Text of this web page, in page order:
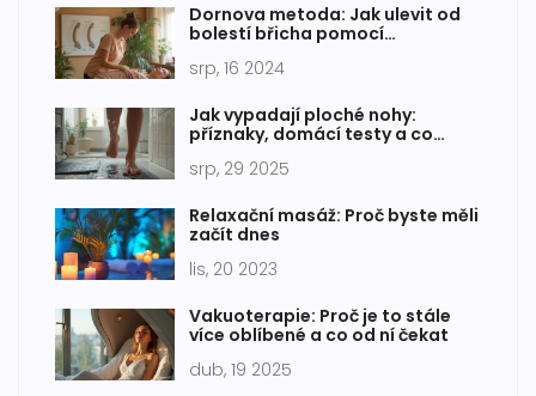
Dornova metoda: Jak ulevit od
bolestí břicha pomocí
srp, 16 2024
Jak vypadají ploché nohy:
příznaky, domácí testy a co
srp, 29 2025
Relaxační masáž: Proč byste měli
začít dnes
lis, 20 2023
Vakuoterapie: Proč je to stále
více oblíbené a co od ní čekat
dub, 19 2025